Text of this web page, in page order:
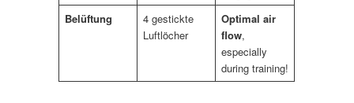
Belüftung
4 gestickte
Luftlöcher
Optimal air
flow,
especially
during training!